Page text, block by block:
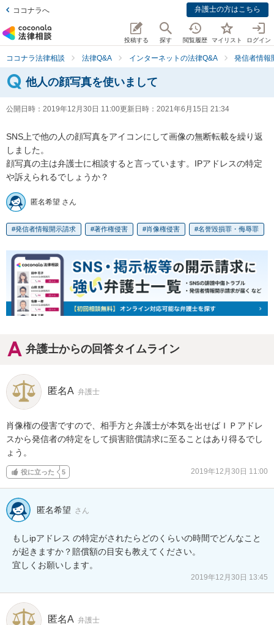
ココナラへ 弁護士の方はこちら
投稿する 探す 閲覧履歴 マイリスト ログイン
ココナラ法律相談 法律Q&A インターネットの法律Q&A 発信者情報
他人の顔写真を使いまして
公開日時： 2019年12月30日 11:00更新日時： 2021年6月15日 21:34
SNS上で他の人の顔写真をアイコンにして画像の無断転載を繰り返
しました。
顔写真の主は弁護士に相談すると言っています。IPアドレスの特定
や訴えられるでしょうか？
匿名希望 さん
発信者情報開示請求 著作権侵害 肖像権侵害 名誉毀損罪・侮辱罪
弁護士からの回答タイムライン
匿名A 弁護士
肖像権の侵害ですので、相手方と弁護士が本気を出せばＩＰアドレ
スから発信者の特定をして損害賠償請求に至ることはあり得るでし
ょう。
役に立った 5 2019年12月30日 11:00
匿名希望 さん
もしipアドレス の特定がされたらどのくらいの時間でどんなこと
が起きますか？賠償額の目安も教えてください。
宜しくお願いします。
2019年12月30日 13:45
匿名A 弁護士